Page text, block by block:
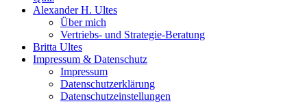
Alexander H. Ultes
Über mich
Vertriebs- und Strategie-Beratung
Britta Ultes
Impressum & Datenschutz
Impressum
Datenschutzerklärung
Datenschutzeinstellungen